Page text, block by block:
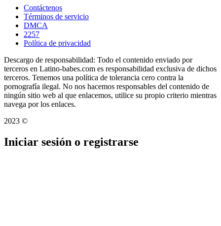
Contáctenos
Términos de servicio
DMCA
2257
Política de privacidad
Descargo de responsabilidad: Todo el contenido enviado por
terceros en Latino-babes.com es responsabilidad exclusiva de dichos
terceros. Tenemos una política de tolerancia cero contra la
pornografía ilegal. No nos hacemos responsables del contenido de
ningún sitio web al que enlacemos, utilice su propio criterio mientras
navega por los enlaces.
2023 ©
Iniciar sesión o registrarse